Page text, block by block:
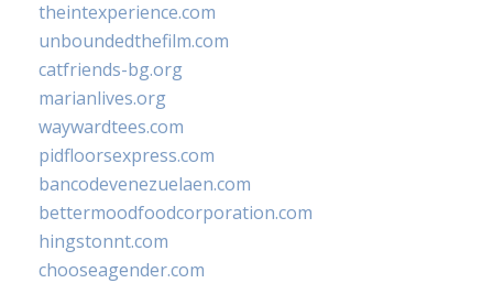
theintexperience.com
unboundedthefilm.com
catfriends-bg.org
marianlives.org
waywardtees.com
pidfloorsexpress.com
bancodevenezuelaen.com
bettermoodfoodcorporation.com
hingstonnt.com
chooseagender.com